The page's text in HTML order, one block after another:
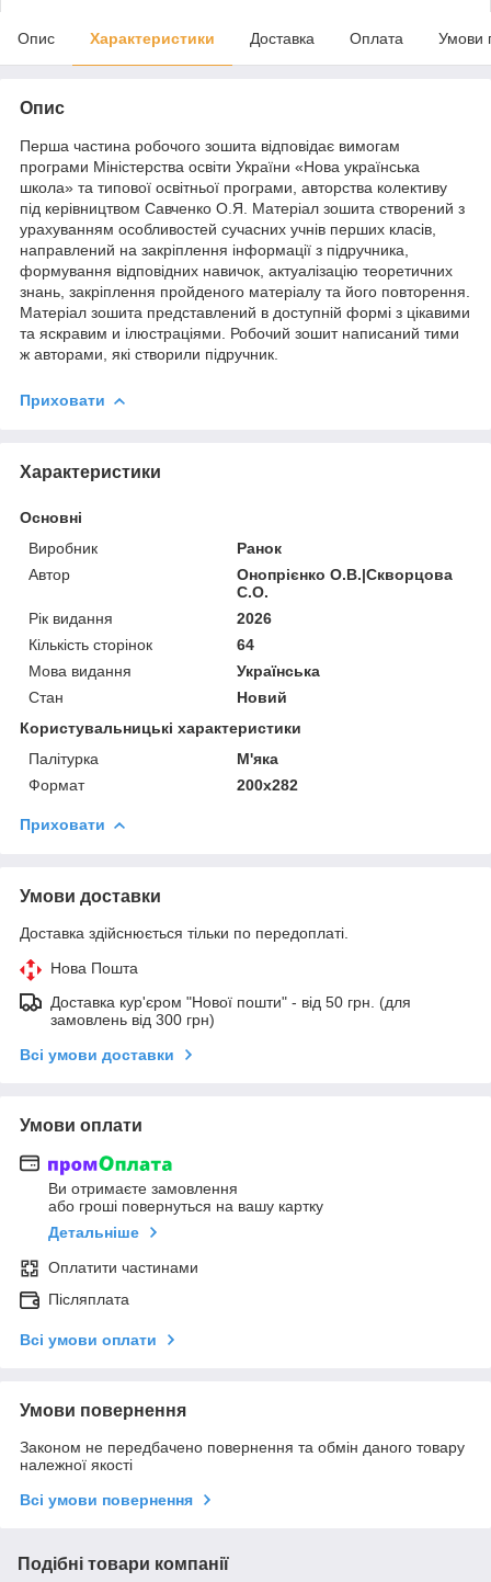
Опис Характеристики Доставка Оплата Умови
Опис
Перша частина робочого зошита відповідає вимогам
програми Міністерства освіти України «Нова українська
школа» та типової освітньої програми, авторства колективу
під керівництвом Савченко О.Я. Матеріал зошита створений з
урахуванням особливостей сучасних учнів перших класів,
направлений на закріплення інформації з підручника,
формування відповідних навичок, актуалізацію теоретичних
знань, закріплення пройденого матеріалу та його повторення.
Матеріал зошита представлений в доступній формі з цікавими
та яскравим и ілюстраціями. Робочий зошит написаний тими
ж авторами, які створили підручник.
Приховати
Характеристики
Основні
Виробник
Ранок
Автор
Онопрієнко О.В.|Скворцова
С.О.
Рік видання
2026
Кількість сторінок
64
Мова видання
Українська
Стан
Новий
Користувальницькі характеристики
Палітурка
М'яка
Формат
200х282
Приховати
Умови доставки
Доставка здійснюється тільки по передоплаті.
Нова Пошта
Доставка кур'єром "Нової пошти" - від 50 грн. (для
замовлень від 300 грн)
Всі умови доставки
Умови оплати
Ви отримаєте замовлення
або гроші повернуться на вашу картку
Детальніше
Оплатити частинами
Післяплата
Всі умови оплати
Умови повернення
Законом не передбачено повернення та обмін даного товару
належної якості
Всі умови повернення
Подібні товари компанії